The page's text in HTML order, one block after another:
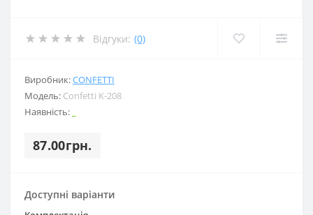
Відгуки: (0)
Виробник:CONFETTI
Модель: Confetti K-208
Наявність:
87.00грн.
Доступні варіанти